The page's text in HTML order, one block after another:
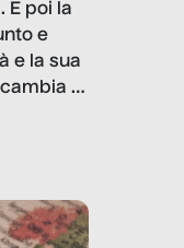
E poi la
e
e la sua
il